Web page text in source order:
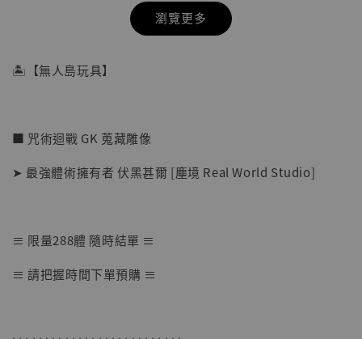
【店內現貨】七龍珠 系列蒐藏雕像 悟空 鳥山
NT$ 5,580
瀏覽更多
🏝【無人島玩具】
■ 咒術迴戰 GK 蒐藏雕像
➤ 最強體術擁有者 伏黑甚爾 [塵境 Real World Studio]
≡ 限量288體 隨時結單 ≡
≡ 請把握時間下單預購 ≡